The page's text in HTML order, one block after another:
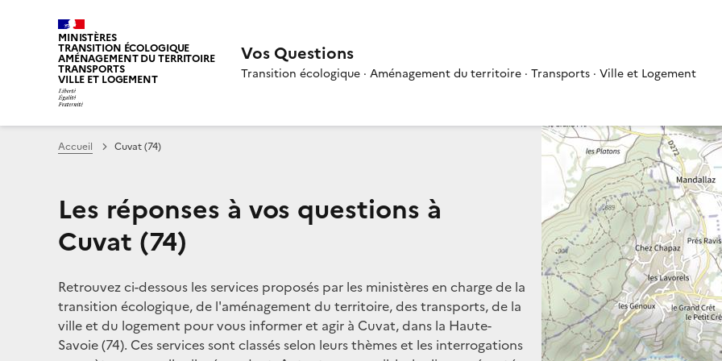
MINISTÈRES
TRANSITION ÉCOLOGIQUE
AMÉNAGEMENT DU TERRITOIRE
TRANSPORTS
VILLE ET LOGEMENT
Vos Questions
Transition écologique · Aménagement du territoire · Transports · Ville et Logement
Accueil Cuvat (74)
Les réponses à vos questions à
Cuvat (74)
Retrouvez ci-dessous les services proposés par les ministères en charge de la
transition écologique, de l'aménagement du territoire, des transports, de la
ville et du logement pour vous informer et agir à Cuvat, dans la Haute-
Savoie (74). Ces services sont classés selon leurs thèmes et les interrogations